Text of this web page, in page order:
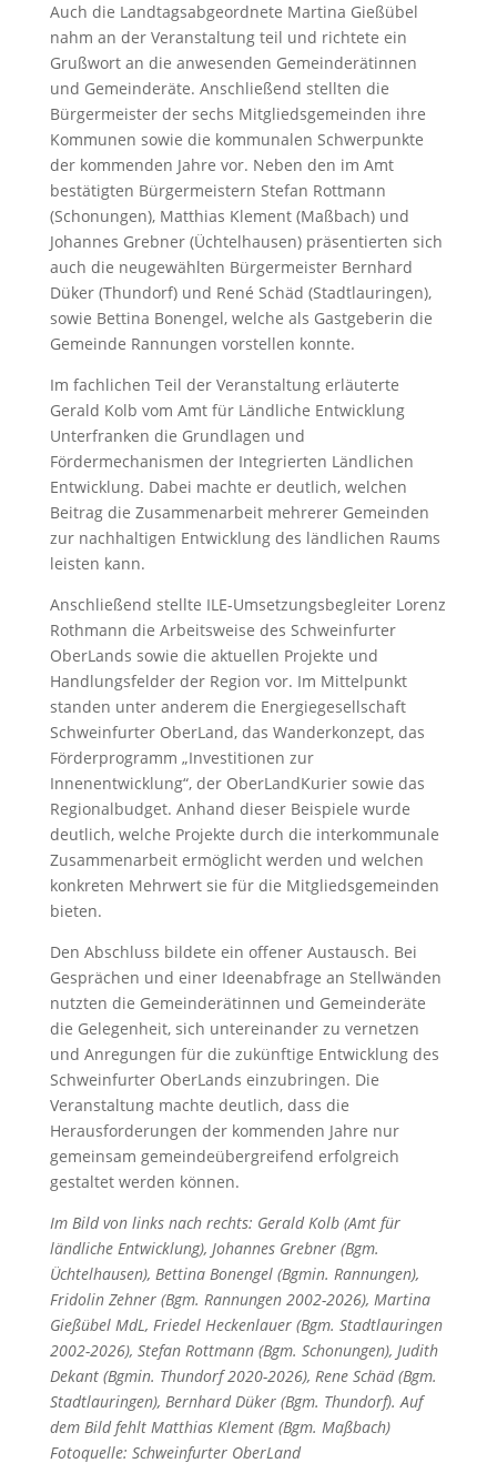
Auch die Landtagsabgeordnete Martina Gießübel
nahm an der Veranstaltung teil und richtete ein
Grußwort an die anwesenden Gemeinderätinnen
und Gemeinderäte. Anschließend stellten die
Bürgermeister der sechs Mitgliedsgemeinden ihre
Kommunen sowie die kommunalen Schwerpunkte
der kommenden Jahre vor. Neben den im Amt
bestätigten Bürgermeistern Stefan Rottmann
(Schonungen), Matthias Klement (Maßbach) und
Johannes Grebner (Üchtelhausen) präsentierten sich
auch die neugewählten Bürgermeister Bernhard
Düker (Thundorf) und René Schäd (Stadtlauringen),
sowie Bettina Bonengel, welche als Gastgeberin die
Gemeinde Rannungen vorstellen konnte.
Im fachlichen Teil der Veranstaltung erläuterte
Gerald Kolb vom Amt für Ländliche Entwicklung
Unterfranken die Grundlagen und
Fördermechanismen der Integrierten Ländlichen
Entwicklung. Dabei machte er deutlich, welchen
Beitrag die Zusammenarbeit mehrerer Gemeinden
zur nachhaltigen Entwicklung des ländlichen Raums
leisten kann.
Anschließend stellte ILE-Umsetzungsbegleiter Lorenz
Rothmann die Arbeitsweise des Schweinfurter
OberLands sowie die aktuellen Projekte und
Handlungsfelder der Region vor. Im Mittelpunkt
standen unter anderem die Energiegesellschaft
Schweinfurter OberLand, das Wanderkonzept, das
Förderprogramm „Investitionen zur
Innenentwicklung“, der OberLandKurier sowie das
Regionalbudget. Anhand dieser Beispiele wurde
deutlich, welche Projekte durch die interkommunale
Zusammenarbeit ermöglicht werden und welchen
konkreten Mehrwert sie für die Mitgliedsgemeinden
bieten.
Den Abschluss bildete ein offener Austausch. Bei
Gesprächen und einer Ideenabfrage an Stellwänden
nutzten die Gemeinderätinnen und Gemeinderäte
die Gelegenheit, sich untereinander zu vernetzen
und Anregungen für die zukünftige Entwicklung des
Schweinfurter OberLands einzubringen. Die
Veranstaltung machte deutlich, dass die
Herausforderungen der kommenden Jahre nur
gemeinsam gemeindeübergreifend erfolgreich
gestaltet werden können.
Im Bild von links nach rechts: Gerald Kolb (Amt für
ländliche Entwicklung), Johannes Grebner (Bgm.
Üchtelhausen), Bettina Bonengel (Bgmin. Rannungen),
Fridolin Zehner (Bgm. Rannungen 2002-2026), Martina
Gießübel MdL, Friedel Heckenlauer (Bgm. Stadtlauringen
2002-2026), Stefan Rottmann (Bgm. Schonungen), Judith
Dekant (Bgmin. Thundorf 2020-2026), Rene Schäd (Bgm.
Stadtlauringen), Bernhard Düker (Bgm. Thundorf). Auf
dem Bild fehlt Matthias Klement (Bgm. Maßbach)
Fotoquelle: Schweinfurter OberLand